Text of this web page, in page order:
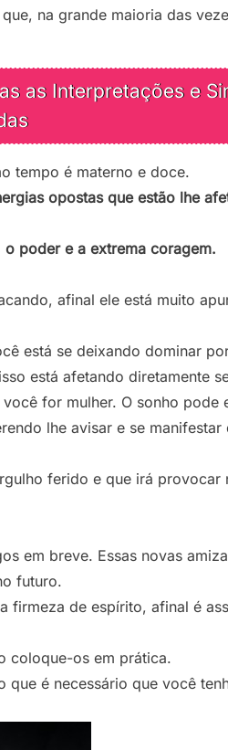
na grande maioria das
as Interpretações e
tempo é materno e doce.
opostas que estão lhe
poder e a extrema coragem.
afinal ele está muito
está se deixando dominar
está afetando diretamente
for mulher. O sonho pode
lhe avisar e se manifestar
ferido e que irá
em breve. Essas novas
futuro.
firmeza de espírito, afinal é
coloque-os em prática.
é necessário que você